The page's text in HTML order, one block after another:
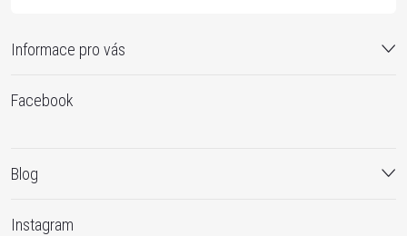
Informace pro vás
Facebook
Blog
Instagram